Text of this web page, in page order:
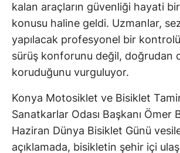
kalan araçların güvenliği hayati
konusu haline geldi. Uzmanlar,
yapılacak profesyonel bir
sürüş konforunu değil, doğrudan
koruduğunu vurguluyor.
Konya Motosiklet ve Bisiklet
Sanatkarlar Odası Başkanı Ömer
Haziran Dünya Bisiklet Günü
açıklamada, bisikletin şehir içi